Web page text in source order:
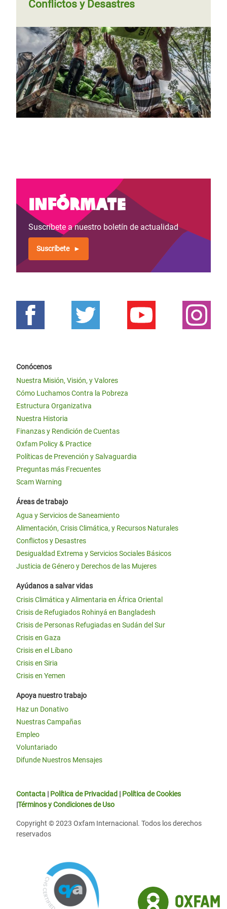
Conflictos y Desastres
Infórmate
Suscríbete a nuestro boletín de actualidad
Suscríbete
Conócenos
Nuestra Misión, Visión, y Valores
Cómo Luchamos Contra la Pobreza
Estructura Organizativa
Nuestra Historia
Finanzas y Rendición de Cuentas
Oxfam Policy & Practice
Políticas de Prevención y Salvaguardia
Preguntas más Frecuentes
Scam Warning
Áreas de trabajo
Agua y Servicios de Saneamiento
Alimentación, Crisis Climática, y Recursos Naturales
Conflictos y Desastres
Desigualdad Extrema y Servicios Sociales Básicos
Justicia de Género y Derechos de las Mujeres
Ayúdanos a salvar vidas
Crisis Climática y Alimentaria en África Oriental
Crisis de Refugiados Rohinyá en Bangladesh
Crisis de Personas Refugiadas en Sudán del Sur
Crisis en Gaza
Crisis en el Líbano
Crisis en Siria
Crisis en Yemen
Apoya nuestro trabajo
Haz un Donativo
Nuestras Campañas
Empleo
Voluntariado
Difunde Nuestros Mensajes
Contacta | Política de Privacidad | Política de Cookies
|Términos y Condiciones de Uso
Copyright © 2023 Oxfam Internacional. Todos los derechos
reservados